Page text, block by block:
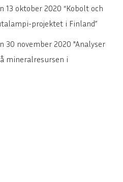
13 oktober 2020 “Kobolt och
projektet i Finland”
30 november 2020 "Analyser
mineralresursen i